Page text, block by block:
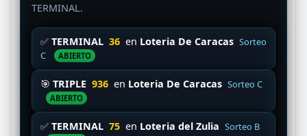
TERMINAL.
✅ TERMINAL 36 en Loteria De Caracas Sorteo
C
ABIERTO
🎯 TRIPLE 936 en Loteria De Caracas Sorteo C
ABIERTO
✅ TERMINAL 75 en Loteria del Zulia Sorteo B